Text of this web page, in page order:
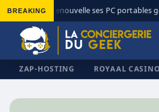
BREAKING
◆ MSI renouvelle ses PC portables
ZAP-HOSTING ROYAAL CASINO